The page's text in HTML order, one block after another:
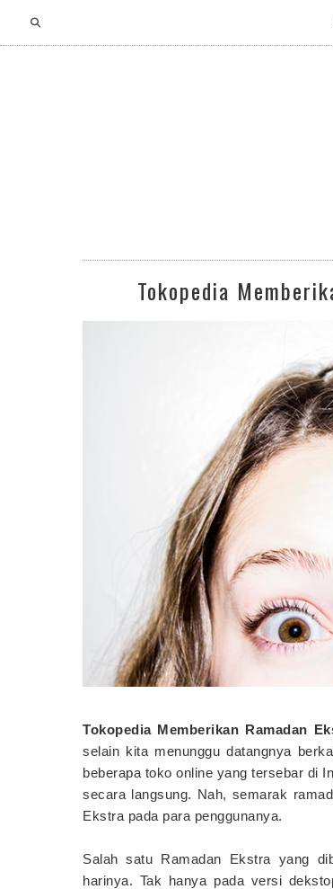
Tokopedia
Tokopedia Memberikan Ramadan
selain kita menunggu datangnya
beberapa toko online yang tersebar di
secara langsung. Nah, semarak
Ekstra pada para penggunanya.
Salah satu Ramadan Ekstra yang
harinya. Tak hanya pada versi